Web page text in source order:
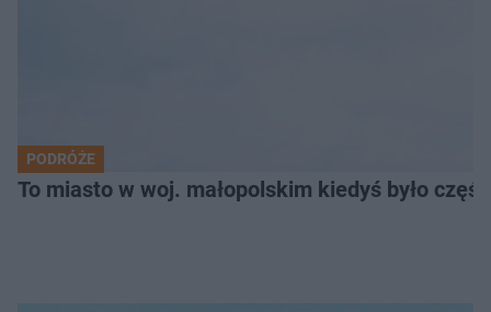
PODRÓŻE
To miasto w woj. małopolskim kiedyś było